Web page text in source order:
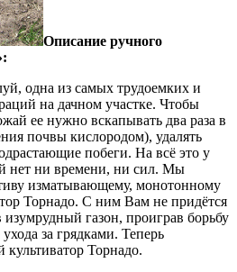
Описание ручного
одна из самых трудоемких и
на дачном участке. Чтобы
ее нужно вскапывать два раза в
почвы кислородом), удалять
побеги. На всё это у
нет ни времени, ни сил. Мы
изматывающему, монотонному
Торнадо. С ним Вам не придётся
газон, проиграв борьбу
за грядками. Теперь
культиватор Торнадо.